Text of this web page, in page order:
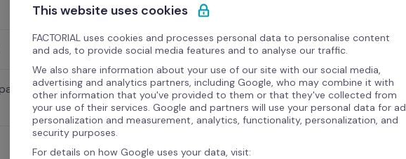
✅
✅ ❌
✅ ❌
✅
This website uses cookies
FACTORIAL uses cookies and processes personal data to personalise content
and ads, to provide social media features and to analyse our traffic.
We also share information about your use of our site with our social media,
advertising and analytics partners, including Google, who may combine it with
other information that you've provided to them or that they've collected from
your use of their services. Google and partners will use your personal data for ad
personalization and measurement, analytics, functionality, personalization, and
security purposes.
For details on how Google uses your data, visit: